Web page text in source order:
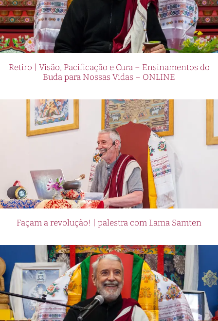
Retiro | Visão, Pacificação e Cura – Ensinamentos do
Buda para Nossas Vidas – ONLINE
Façam a revolução! | palestra com Lama Samten